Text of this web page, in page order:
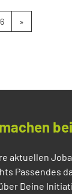
6 »
aktuellen
Passendes
Deine